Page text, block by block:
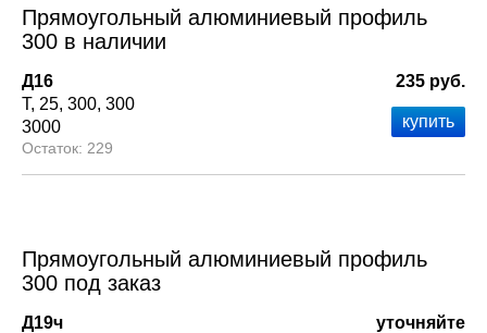
Прямоугольный алюминиевый профиль
300 в наличии
Д16
Т 25 300 300
3000
229
235 руб.
Прямоугольный алюминиевый профиль
300 под заказ
Д19ч
уточняйте